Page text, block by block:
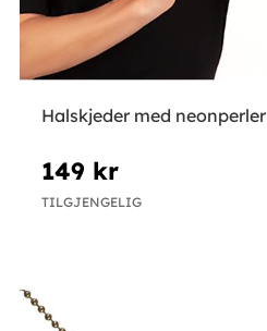
Halskjeder med neonperler
149 kr
TILGJENGELIG